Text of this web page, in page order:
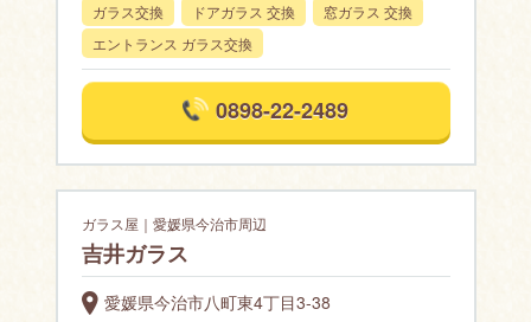
ガラス交換
ドアガラス 交換
窓ガラス 交換
エントランス ガラス交換
0898-22-2489
ガラス屋｜愛媛県今治市周辺
吉井ガラス
愛媛県今治市八町東4丁目3-38